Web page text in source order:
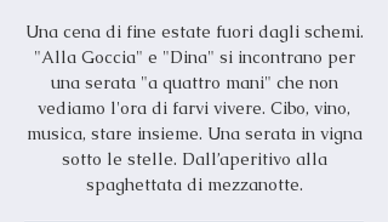
Una cena di fine estate fuori dagli schemi.
"Alla Goccia" e "Dina" si incontrano per
una serata "a quattro mani" che non
vediamo l'ora di farvi vivere. Cibo, vino,
musica, stare insieme. Una serata in vigna
sotto le stelle. Dall’aperitivo alla
spaghettata di mezzanotte.